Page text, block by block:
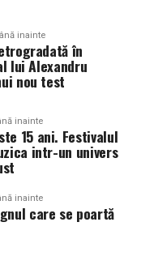
inainte
în
lui Alexandru
nou test
inainte
15 ani. Festivalul
intr-un univers
inainte
care se poartă